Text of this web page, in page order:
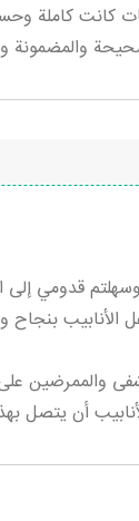
كان ناجح 100%
والمضمونة
قدومي
والممرضين على
أن يتصل